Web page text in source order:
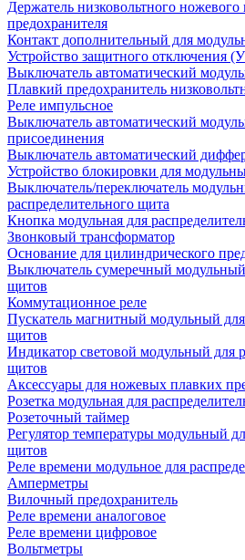
Держатель низковольтного ножевого
предохранителя
Контакт дополнительный для
Устройство защитного отключения
Выключатель автоматический
Плавкий предохранитель
Реле импульсное
Выключатель автоматический
присоединения
Выключатель автоматический
Устройство блокировки для
Выключатель/переключатель
распределительного щита
Кнопка модульная для
Звонковый трансформатор
Основание для цилиндрического
Выключатель сумеречный
щитов
Коммутационное реле
Пускатель магнитный модульный
щитов
Индикатор световой модульный для
щитов
Аксессуары для ножевых плавких
Розетка модульная для
Розеточный таймер
Регулятор температуры модульный
щитов
Реле времени модульное для
Амперметры
Вилочный предохранитель
Реле времени аналоговое
Реле времени цифровое
Вольтметры